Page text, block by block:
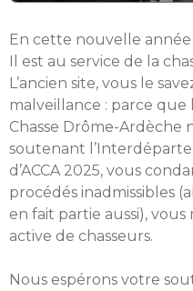
En cette nouvelle année
Il est au service de la
L’ancien site, vous le
malveillance : parce
Chasse Drôme-Ardèche
soutenant
d’ACCA 2025, vous
procédés inadmissibles
en fait partie aussi),
active de chasseurs.
Nous espérons votre